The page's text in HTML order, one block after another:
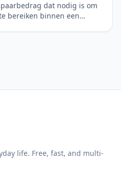
dat nodig is om
bereiken binnen een
life. Free, fast, and multi-